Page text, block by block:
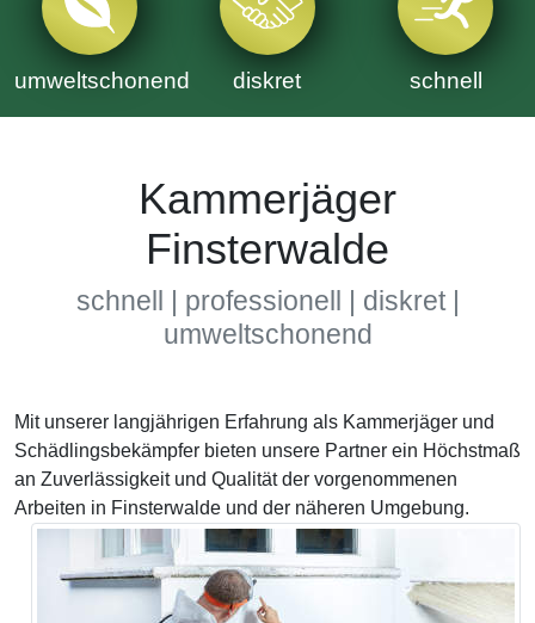
umweltschonend diskret schnell
Kammerjäger
Finsterwalde
schnell | professionell | diskret |
umweltschonend
Mit unserer langjährigen Erfahrung als Kammerjäger und
Schädlingsbekämpfer bieten unsere Partner ein Höchstmaß
an Zuverlässigkeit und Qualität der vorgenommenen
Arbeiten in Finsterwalde und der näheren Umgebung.